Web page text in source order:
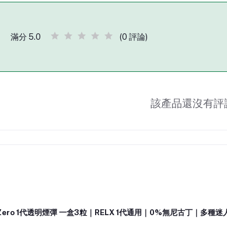
滿分 5.0 (0 評論)
該產品還沒有評
1代透明煙彈 一盒3粒｜RELX 1代通用｜0%無尼古丁｜多種迷